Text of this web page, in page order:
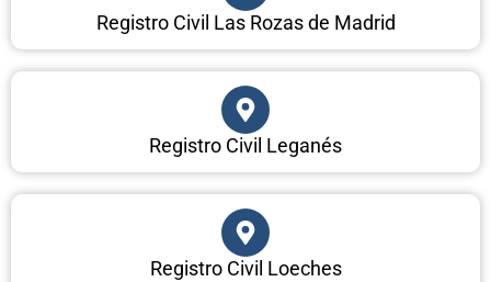
Registro Civil Las Rozas de Madrid
Registro Civil Leganés
Registro Civil Loeches